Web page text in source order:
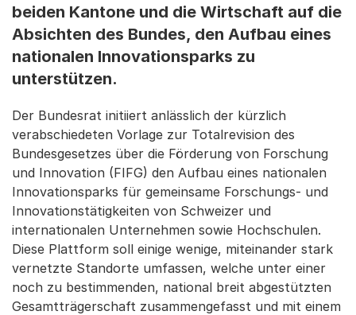
beiden Kantone und die Wirtschaft auf die
Absichten des Bundes, den Aufbau eines
nationalen Innovationsparks zu
unterstützen.
Der Bundesrat initiiert anlässlich der kürzlich
verabschiedeten Vorlage zur Totalrevision des
Bundesgesetzes über die Förderung von Forschung
und Innovation (FIFG) den Aufbau eines nationalen
Innovationsparks für gemeinsame Forschungs- und
Innovationstätigkeiten von Schweizer und
internationalen Unternehmen sowie Hochschulen.
Diese Plattform soll einige wenige, miteinander stark
vernetzte Standorte umfassen, welche unter einer
noch zu bestimmenden, national breit abgestützten
Gesamtträgerschaft zusammengefasst und mit einem